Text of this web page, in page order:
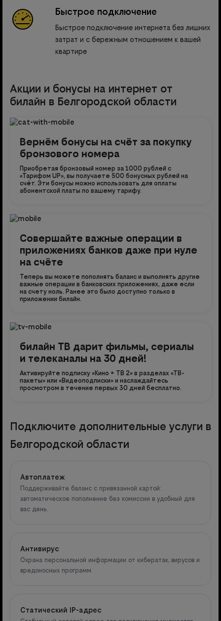
Быстрое подключение
Быстрое подключение интернета без лишних
затрат и с бережным отношением к вашей
квартире
Акции и бонусы на интернет от
билайн в Белгородской области
Вернём бонусы на счёт за покупку
бронзового номера
Приобретая бронзовый номер за 1000 рублей с
«Тарифом UP», вы получаете 500 бонусных рублей на
счёт. Эти бонусы можно использовать для оплаты
абонентской платы по вашему тарифу.
Совершайте важные операции в
приложениях банков даже при нуле
на счёте
Теперь вы можете пополнять баланс и выполнять другие
важные операции в банковских приложениях, даже если
на счету ноль. Ранее это было доступно только в
приложении билайн.
билайн ТВ дарит фильмы, сериалы
и телеканалы на 30 дней!
Активируйте подписку «Кино + ТВ 2» в разделах «ТВ-
пакеты» или «Видеоподписки» и наслаждайтесь
просмотром в течение первых 30 дней бесплатно.
Подключите дополнительные услуги в
Белгородской области
Автоплатеж
Поддерживайте баланс с привязанной картой:
автоматическое пополнение без комиссии в удобный для
вас день.
Антивирус
Охрана персональной информации от кибератак, вирусов и
вредоносных программ.
Статический IP-адрес